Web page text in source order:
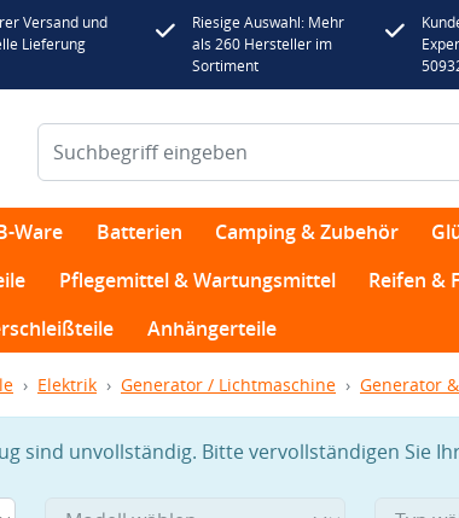
Versand und
Lieferung
Riesige Auswahl: Mehr
als 260 Hersteller im
Sortiment
Ware Batterien Camping & Zubehör
Pflegemittel & Wartungsmittel Reifen &
Anhängerteile
Elektrik Generator / Lichtmaschine Generator
sind unvollständig. Bitte vervollständigen Sie